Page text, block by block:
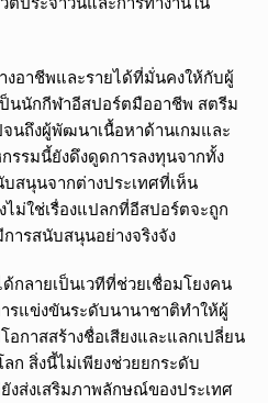
งอาชีพและรายได้ที่มั่นคงให้กับผู้
นนักกีฬาอีสปอร์ตมืออาชีพ สตรีม
จนถึงผู้พัฒนาเนื้อหาด้านเกมและ
รรมนี้ยังดึงดูดการลงทุนจากทั้ง
สนุนจากต่างประเทศที่เห็น
ม่ใช่เรื่องแปลกที่อีสปอร์ตจะถูก
ารสนับสนุนอย่างจริงจัง
ลายเป็นเวทีที่ช่วยเชื่อมโยงคน
รแข่งขันระดับนานาชาติทำให้ผู้
กาสสร้างชื่อเสียงและแลกเปลี่ยน
ก สิ่งนี้ไม่เพียงช่วยยกระดับ
งส่งเสริมภาพลักษณ์ของประเทศ